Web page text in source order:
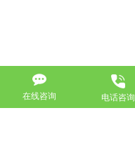
在线咨询 电话咨询